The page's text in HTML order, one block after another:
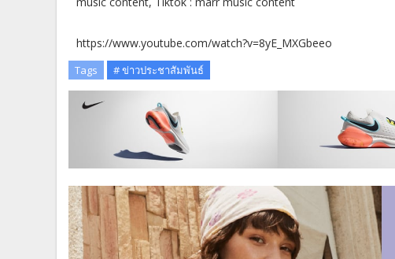
https://www.youtube.com/watch?v=8yE_MXGbeeo
Tags # ข่าวประชาสัมพันธ์